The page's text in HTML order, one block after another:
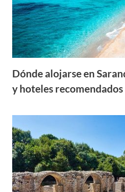
Dónde alojarse en
y hoteles recomendados